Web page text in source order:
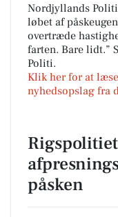
Nordjyllands
løbet af
overtræde
farten. Bare lidt.”
Politi.
Klik her for at
nyhedsopslag fra
påsken